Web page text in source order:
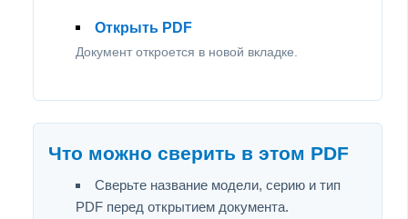
Открыть PDF
Документ откроется в новой вкладке.
Что можно сверить в этом PDF
Сверьте название модели, серию и тип
PDF перед открытием документа.